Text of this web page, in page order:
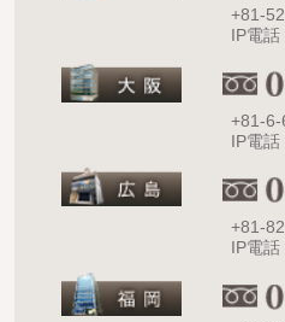
+81-
IP電話
+81-6-
IP電話
+81-
IP電話